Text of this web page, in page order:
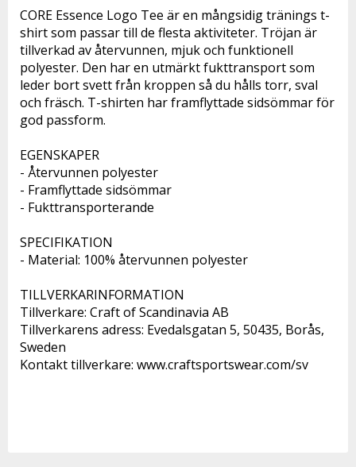
CORE Essence Logo Tee är en mångsidig tränings t-
shirt som passar till de flesta aktiviteter. Tröjan är
tillverkad av återvunnen, mjuk och funktionell
polyester. Den har en utmärkt fukttransport som
leder bort svett från kroppen så du hålls torr, sval
och fräsch. T-shirten har framflyttade sidsömmar för
god passform.
EGENSKAPER
- Återvunnen polyester
- Framflyttade sidsömmar
- Fukttransporterande
SPECIFIKATION
- Material: 100% återvunnen polyester
TILLVERKARINFORMATION
Tillverkare: Craft of Scandinavia AB
Tillverkarens adress: Evedalsgatan 5, 50435, Borås,
Sweden
Kontakt tillverkare: www.craftsportswear.com/sv